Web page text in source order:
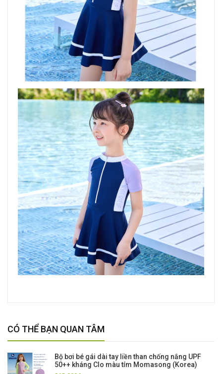
CÓ THỂ BẠN QUAN TÂM
Bộ bơi bé gái dài tay liền than chống nắng UPF
50++ kháng Clo màu tím Momasong (Korea)